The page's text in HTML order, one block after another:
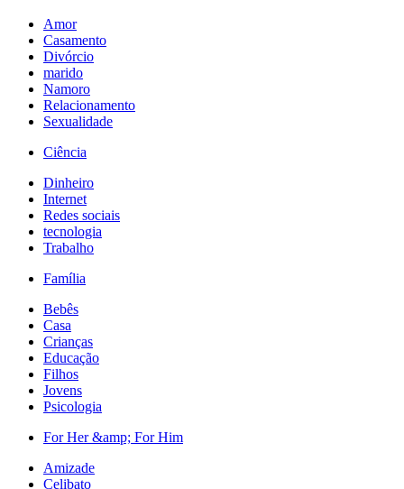
Amor
Casamento
Divórcio
marido
Namoro
Relacionamento
Sexualidade
Ciência
Dinheiro
Internet
Redes sociais
tecnologia
Trabalho
Família
Bebês
Casa
Crianças
Educação
Filhos
Jovens
Psicologia
For Her &amp; For Him
Amizade
Celibato